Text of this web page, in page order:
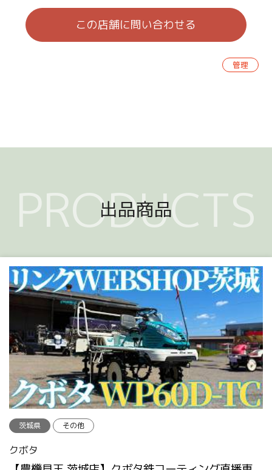
この店舗に問い合わせる
管理
出品商品
PRODUCTS
茨城県 その他
クボタ